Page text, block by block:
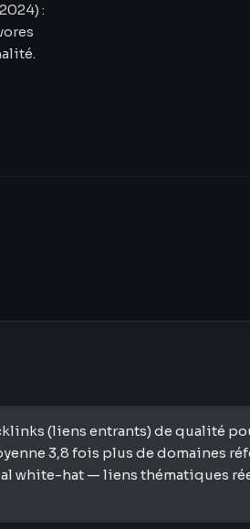
:
(liens entrants) de qualité
3,8 fois plus de domaines
white-hat — liens thématiques